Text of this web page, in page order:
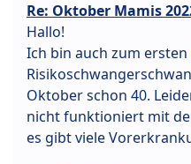
Re: Oktober Mamis
Hallo!
Ich bin auch zum ersten
Oktober schon 40.
nicht funktioniert mit
es gibt viele